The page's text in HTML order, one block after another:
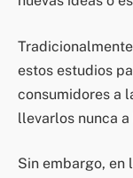
estos estudios
consumidores a
llevarlos nunca
Sin embargo, en